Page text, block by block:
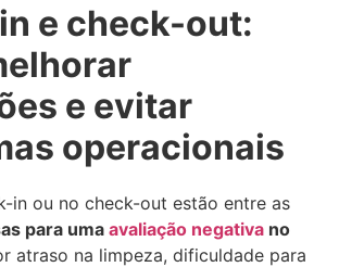
e check-out:
e evitar
operacionais
in ou no check-out estão entre as
para uma avaliação negativa no
atraso na limpeza, dificuldade para